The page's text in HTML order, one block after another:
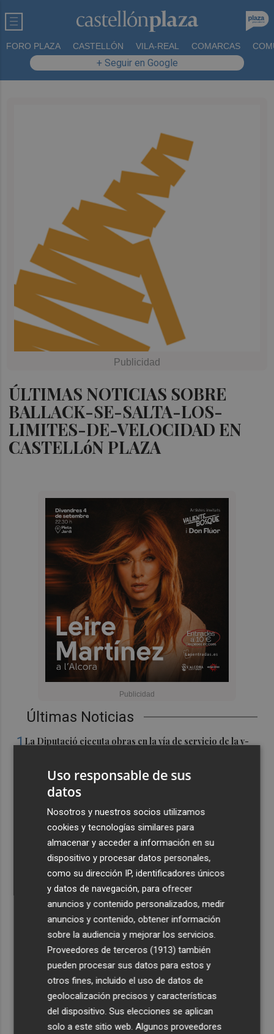
FORO PLAZA CASTELLÓN VILA-REAL COMARCAS
+ Seguir en Google
ÚLTIMAS NOTICIAS SOBRE
BALLACK-SE-SALTA-LOS-
LIMITES-DE-VELOCIDAD EN
CASTELLóN PLAZA
Últimas Noticias
1La Diputació ejecuta obras en la vía de servicio de la v-
Shein sondea a inversores con una valoración inferior a
30.000 millones de dólares para su OPV, según FT
Florentino Pérez refuerza su posición como principal
accionista de ACS y eleva su participación al 15%
La Femp se coordina con los gobiernos locales para el
eclipse solar del 12 de agosto
El incendio del Cerro Maestre de Jumilla activa el Plan
Infomur en situación 1
Uso responsable de sus
datos
Nosotros y nuestros socios utilizamos
cookies y tecnologías similares para
almacenar y acceder a información en su
dispositivo y procesar datos personales,
como su dirección IP, identificadores únicos
y datos de navegación, para ofrecer
anuncios y contenido personalizados, medir
anuncios y contenido, obtener información
sobre la audiencia y mejorar los servicios.
Proveedores de terceros (1913) también
pueden procesar sus datos para estos y
otros fines, incluido el uso de datos de
geolocalización precisos y características
del dispositivo. Sus elecciones se aplican
solo a este sitio web. Algunos proveedores